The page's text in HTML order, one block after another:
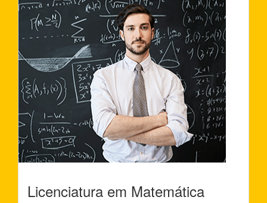
Licenciatura em Matemática